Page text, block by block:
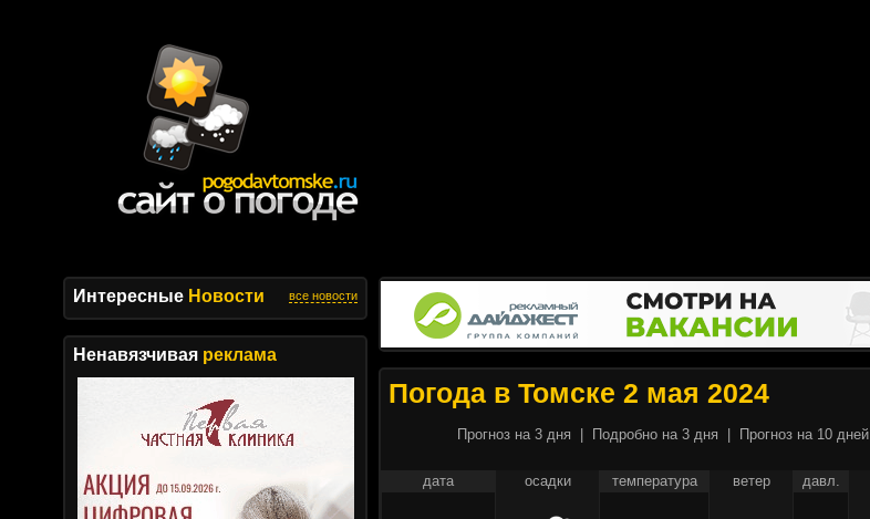
Интересные Новости все новости
Ненавязчивая реклама
Погода в Томске 2 мая 2024
Прогноз на 3 дня Подробно на 3 дня Прогноз на 10 дней
дата осадки температура ветер давл.